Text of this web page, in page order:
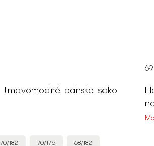
tmavomodré pánske sako
70/182 70/176 68/182